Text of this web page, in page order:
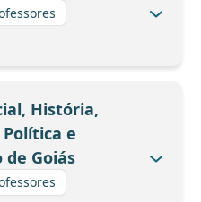
História,
e
de Goiás